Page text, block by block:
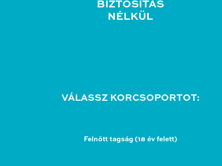
BIZTOSÍTÁS
NÉLKÜL
VÁLASSZ KORCSOPORTOT:
Felnőtt tagság (18 év felett)